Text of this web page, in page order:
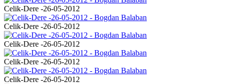
Celik-Dere -26-05-2012
Celik-Dere -26-05-2012
Celik-Dere -26-05-2012
Celik-Dere -26-05-2012
Celik-Dere -26-05-2012